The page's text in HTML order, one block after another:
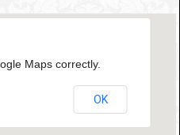
Maps correctly.
OK